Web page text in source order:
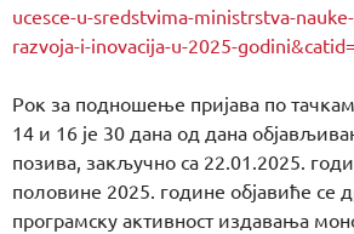
ucesce-u-sredstvima-ministrstva-
razvoja-i-inovacija-u-2025-
Рок за подношење пријава по
14 и 16 је 30 дана од дана
позива, закључно са 22.01.2025.
половине 2025. године објавиће се
програмску активност издавања